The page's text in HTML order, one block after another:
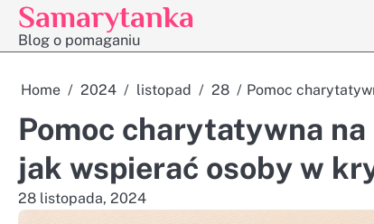
Skip
content
Samarytanka
Blog o pomaganiu
Home 2024 listopad 28 Pomoc
Pomoc charytatywna
jak wspierać osoby w
28 listopada, 2024